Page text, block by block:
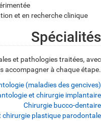
et en recherche clinique
Spécialités
et pathologies traitées, avec
accompagner à chaque étape.
(maladies des gencives)
et chirurgie implantaire
Chirurgie bucco-dentaire
chirurgie plastique parodontale